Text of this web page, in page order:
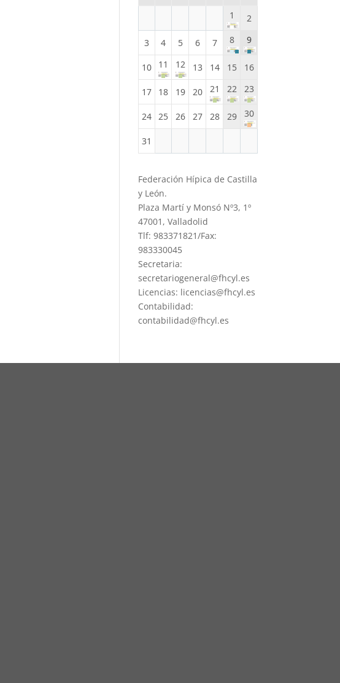
1 2
3 4 5 6 7 8 9
10 11 12 13 14 15 16
17 18 19 20 21 22 23
24 25 26 27 28 29 30
31
Federación Hípica de Castilla
y León.
Plaza Martí y Monsó Nº3, 1º
47001, Valladolid
Tlf: 983371821/Fax:
983330045
Secretaria:
secretariogeneral@fhcyl.es
Licencias: licencias@fhcyl.es
Contabilidad:
contabilidad@fhcyl.es